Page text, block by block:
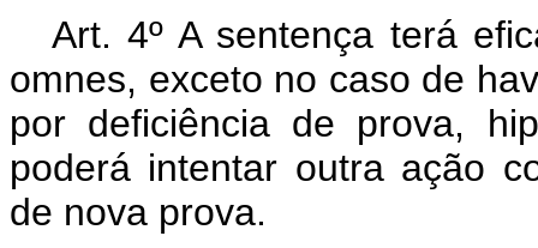
Art. 4º A sentença terá
omnes, exceto no caso de
por deficiência de prova,
poderá intentar outra ação
de nova prova.